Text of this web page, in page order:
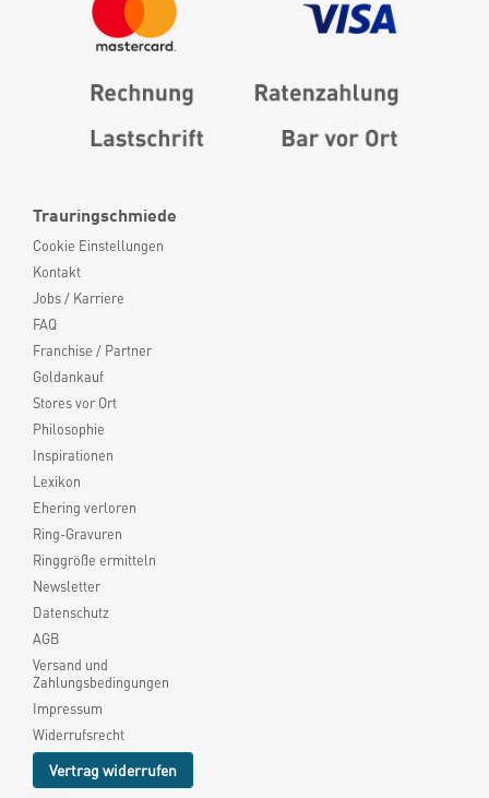
Trauringschmiede
Cookie Einstellungen
Kontakt
Jobs / Karriere
FAQ
Franchise / Partner
Goldankauf
Stores vor Ort
Philosophie
Inspirationen
Lexikon
Ehering verloren
Ring-Gravuren
Ringgröße ermitteln
Newsletter
Datenschutz
AGB
Versand und
Zahlungsbedingungen
Impressum
Widerrufsrecht
Vertrag widerrufen